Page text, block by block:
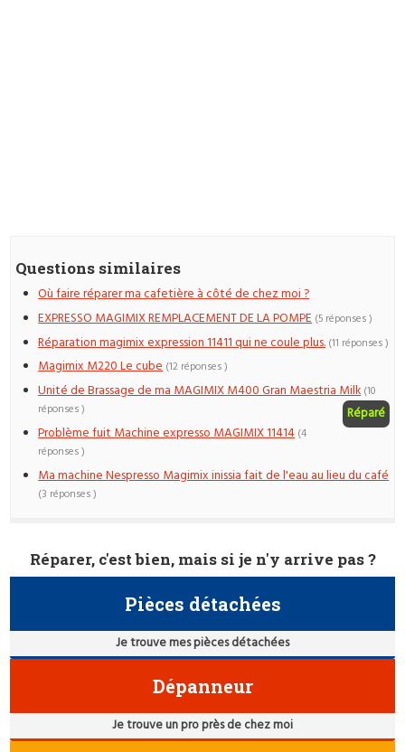
Questions similaires
Où faire réparer ma cafetière à côté de chez moi ?
EXPRESSO MAGIMIX REMPLACEMENT DE LA POMPE (5 réponses )
Réparation magimix expression 11411 qui ne coule plus. (11 réponses )
Magimix M220 Le cube (12 réponses )
Unité de Brassage de ma MAGIMIX M400 Gran Maestria Milk
Réparé
(10
réponses )
Problème fuit Machine expresso MAGIMIX 11414 (4
réponses )
Ma machine Nespresso Magimix inissia fait de l'eau au lieu du café
(3 réponses )
Réparer, c'est bien, mais si je n'y arrive pas ?
Pièces détachées
Je trouve mes pièces détachées
Dépanneur
Je trouve un pro près de chez moi